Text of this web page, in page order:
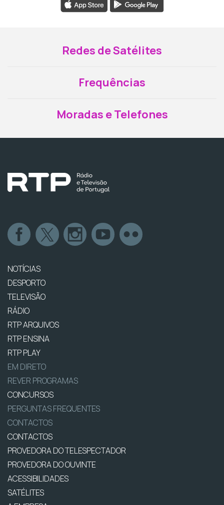
Redes de Satélites
Frequências
Moradas e Telefones
NOTÍCIAS
DESPORTO
TELEVISÃO
RÁDIO
RTP ARQUIVOS
RTP ENSINA
RTP PLAY
EM DIRETO
REVER PROGRAMAS
CONCURSOS
PERGUNTAS FREQUENTES
CONTACTOS
CONTACTOS
PROVEDORA DO TELESPECTADOR
PROVEDORA DO OUVINTE
ACESSIBILIDADES
SATÉLITES